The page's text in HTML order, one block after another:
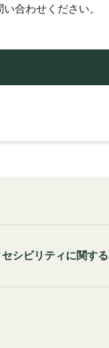
合わせください。
シビリティに関す